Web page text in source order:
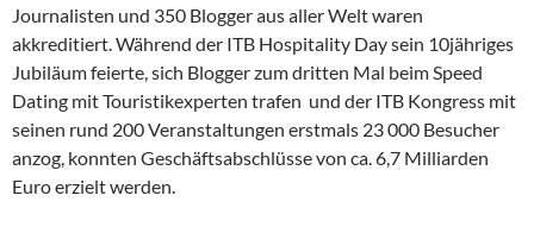
Journalisten und 350 Blogger aus aller Welt waren
akkreditiert. Während der ITB Hospitality Day sein 10jähriges
Jubiläum feierte, sich Blogger zum dritten Mal beim Speed
Dating mit Touristikexperten trafen und der ITB Kongress mit
seinen rund 200 Veranstaltungen erstmals 23 000 Besucher
anzog, konnten Geschäftsabschlüsse von ca. 6,7 Milliarden
Euro erzielt werden.